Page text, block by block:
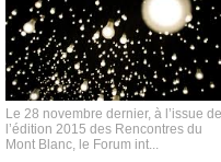
Le 28 novembre dernier, à l’issue de
l’édition 2015 des Rencontres du
Mont Blanc, le Forum int...